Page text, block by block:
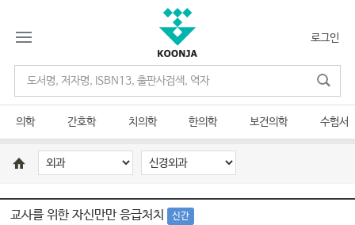
로그인
의학 간호학 치의학 한의학 보건의학 수험서
교사를 위한 자신만만 응급처치 신간